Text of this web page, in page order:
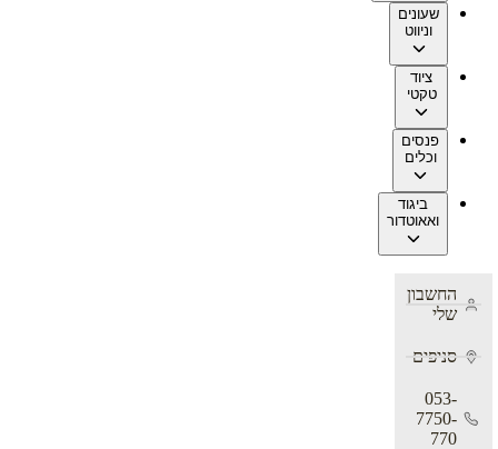
שעונים
וניווט
ציוד
טקטי
פנסים
וכלים
ביגוד
ואאוטדור
החשבון
שלי
סניפים
053-
7750-
770